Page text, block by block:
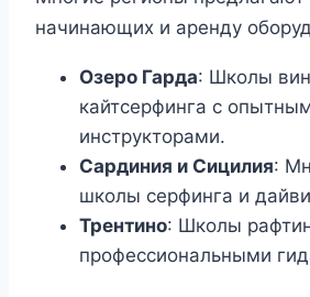
начинающих и аренду
Озеро Гарда: Школы
кайтсерфинга с
инструкторами.
Сардиния и Сицилия:
школы серфинга и
Трентино: Школы
профессиональными